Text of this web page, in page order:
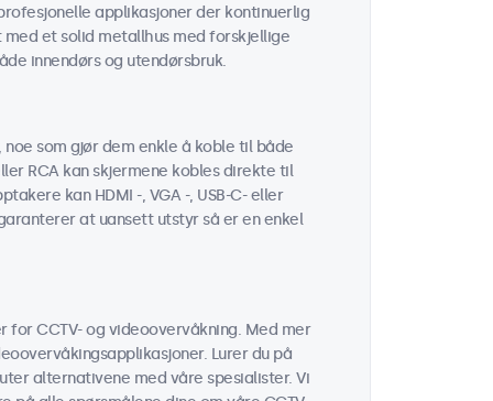
applikasjoner der kontinuerlig
et solid metallhus med forskjellige
innendørs og utendørsbruk.
som gjør dem enkle å koble til både
RCA kan skjermene kobles direkte til
kan HDMI -, VGA -, USB-C- eller
at uansett utstyr så er en enkel
CCTV- og videoovervåkning. Med mer
Lurer du på
alternativene med våre spesialister. Vi